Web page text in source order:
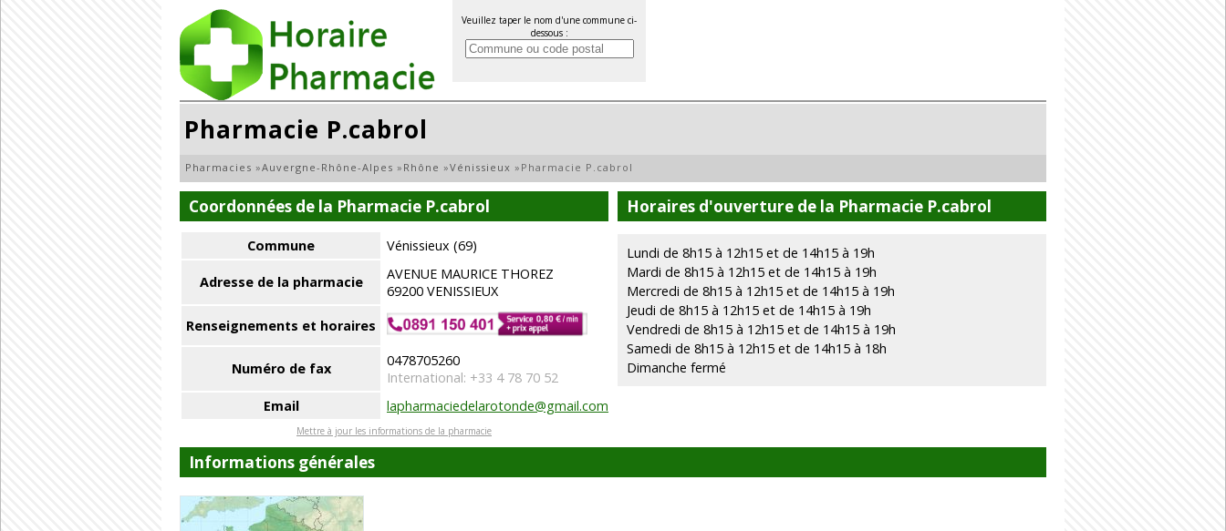
Veuillez taper le nom d'une commune ci-
dessous :
Pharmacie P.cabrol
Pharmacies »Auvergne-Rhône-Alpes » Rhône »Vénissieux » Pharmacie P.cabrol
Coordonnées de la Pharmacie P.cabrol
Commune Vénissieux (69)
Adresse de la pharmacie
AVENUE MAURICE THOREZ
69200 VENISSIEUX
Renseignements et horaires
Numéro de fax
0478705260
International: +33 4 78 70 52
Email
lapharmaciedelarotonde@gmail.com
Mettre à jour les informations de la pharmacie
Horaires d'ouverture de la Pharmacie P.cabrol
Lundi de 8h15 à 12h15 et de 14h15 à 19h
Mardi de 8h15 à 12h15 et de 14h15 à 19h
Mercredi de 8h15 à 12h15 et de 14h15 à 19h
Jeudi de 8h15 à 12h15 et de 14h15 à 19h
Vendredi de 8h15 à 12h15 et de 14h15 à 19h
Samedi de 8h15 à 12h15 et de 14h15 à 18h
Dimanche fermé
Informations générales